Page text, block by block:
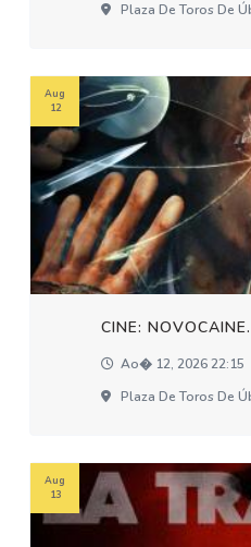
Plaza De Toros De
CINE:
Ao� 12, 2026 22:15
Plaza De Toros De
Aug
12
Aug
13